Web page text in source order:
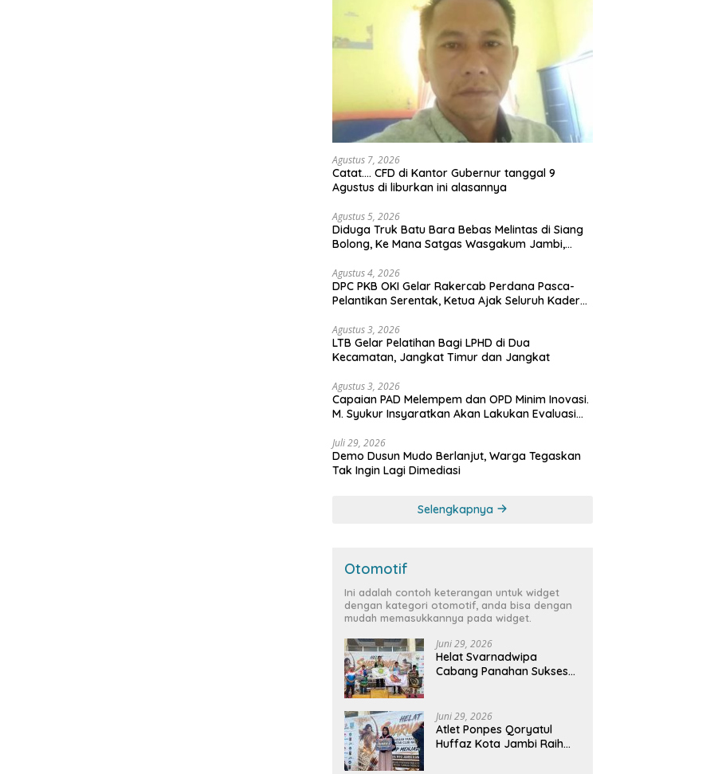
Agustus 7, 2026
Catat…. CFD di Kantor Gubernur tanggal 9
Agustus di liburkan ini alasannya
Agustus 5, 2026
Diduga Truk Batu Bara Bebas Melintas di Siang
Bolong, Ke Mana Satgas Wasgakum Jambi,
Agustus 4, 2026
DPC PKB OKI Gelar Rakercab Perdana Pasca-
Pelantikan Serentak, Ketua Ajak Seluruh Kader
Agustus 3, 2026
LTB Gelar Pelatihan Bagi LPHD di Dua
Kecamatan, Jangkat Timur dan Jangkat
Agustus 3, 2026
Capaian PAD Melempem dan OPD Minim Inovasi.
M. Syukur Insyaratkan Akan Lakukan Evaluasi
Juli 29, 2026
Demo Dusun Mudo Berlanjut, Warga Tegaskan
Tak Ingin Lagi Dimediasi
Selengkapnya
Otomotif
Ini adalah contoh keterangan untuk widget
dengan kategori otomotif, anda bisa dengan
mudah memasukkannya pada widget.
Juni 29, 2026
Helat Svarnadwipa
Cabang Panahan Sukses
Apresiasi
Juni 29, 2026
Atlet Ponpes Qoryatul
Huffaz Kota Jambi Raih